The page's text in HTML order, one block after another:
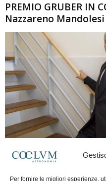
Per fornire le migliori esperienze,
PREMIO GRUBER IN
Nazzareno Mandolesi
Frida Paolella - 16 Giugno 2026
spaziale europea e della missione